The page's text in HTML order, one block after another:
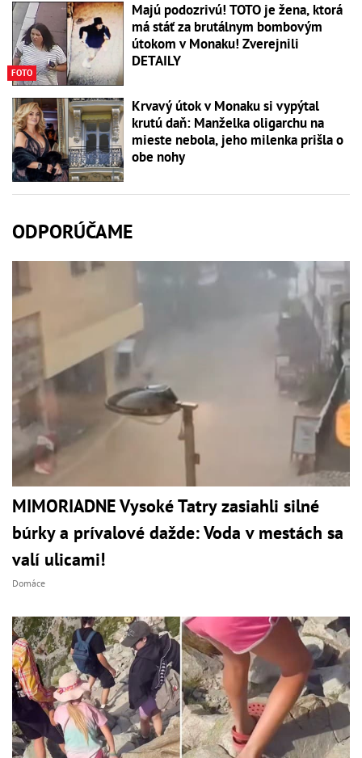
FOTO
Majú podozrivú! TOTO je žena, ktorá
má stáť za brutálnym bombovým
útokom v Monaku! Zverejnili
DETAILY
Krvavý útok v Monaku si vypýtal
krutú daň: Manželka oligarchu na
mieste nebola, jeho milenka prišla o
obe nohy
ODPORÚČAME
MIMORIADNE Vysoké Tatry zasiahli silné
búrky a prívalové dažde: Voda v mestách sa
valí ulicami!
Domáce